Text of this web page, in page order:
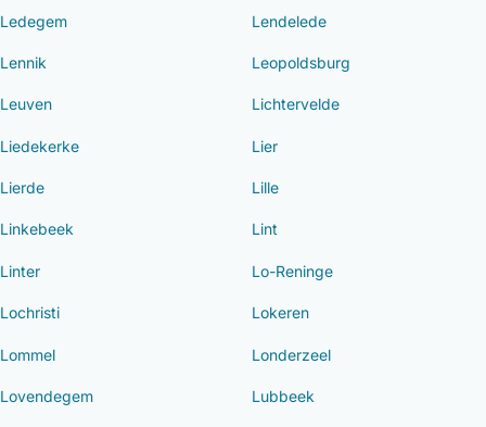
Ledegem Lendelede
Lennik Leopoldsburg
Leuven Lichtervelde
Liedekerke Lier
Lierde Lille
Linkebeek Lint
Linter Lo-Reninge
Lochristi Lokeren
Lommel Londerzeel
Lovendegem Lubbeek